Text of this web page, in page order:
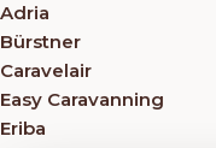
Adria
Bürstner
Caravelair
Easy Caravanning
Eriba